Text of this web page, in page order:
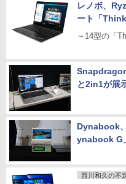
レノボ、
ート「
～14型の「
と2in1が展
Dynabook
ynabook G
西川和久の不